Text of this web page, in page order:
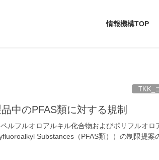
情報機構TOP
TKK_
中のPFAS類に対する規制
ルフルオロアルキル化合物およびポリフルオロ
Substances（PFAS類））の制限提案